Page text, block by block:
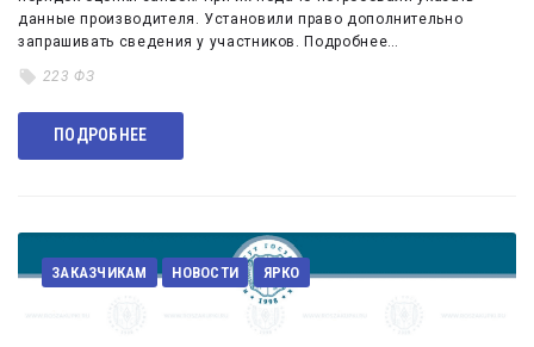
данные производителя. Установили право дополнительно
запрашивать сведения у участников. Подробнее…
223 ФЗ
ПОДРОБНЕЕ
ЗАКАЗЧИКАМ НОВОСТИ ЯРКО